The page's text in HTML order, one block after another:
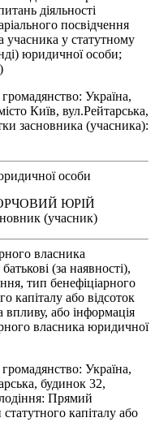
діяльності
посвідчення
учасника у статутному
юридичної особи;
Україна,
Київ, вул.Рейтарська,
засновника (учасника):
особи
КОРЧОВИЙ ЮРІЙ
(учасник)
власника
(за наявності),
тип бенефіціарного
капіталу або відсоток
впливу, або інформація
власника юридичної
Україна,
будинок 32,
Прямий
капіталу або